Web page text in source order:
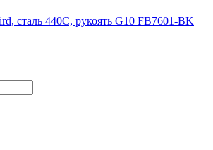
сталь 440C, рукоять G10 FB7601-BK